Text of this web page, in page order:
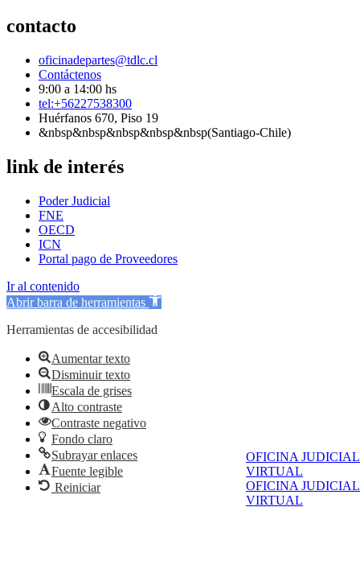
OFICINA JUDICIAL
VIRTUAL
OFICINA JUDICIAL
VIRTUAL
contacto
oficinadepartes@tdlc.cl
Contáctenos
9:00 a 14:00 hs
tel:+56227538300
Huérfanos 670, Piso 19
&nbsp&nbsp&nbsp&nbsp&nbsp(Santiago-Chile)
link de interés
Poder Judicial
FNE
OECD
ICN
Portal pago de Proveedores
Ir al contenido
Abrir barra de herramientas
Herramientas de accesibilidad
Aumentar texto
Disminuir texto
Escala de grises
Alto contraste
Contraste negativo
Fondo claro
Subrayar enlaces
Fuente legible
Reiniciar